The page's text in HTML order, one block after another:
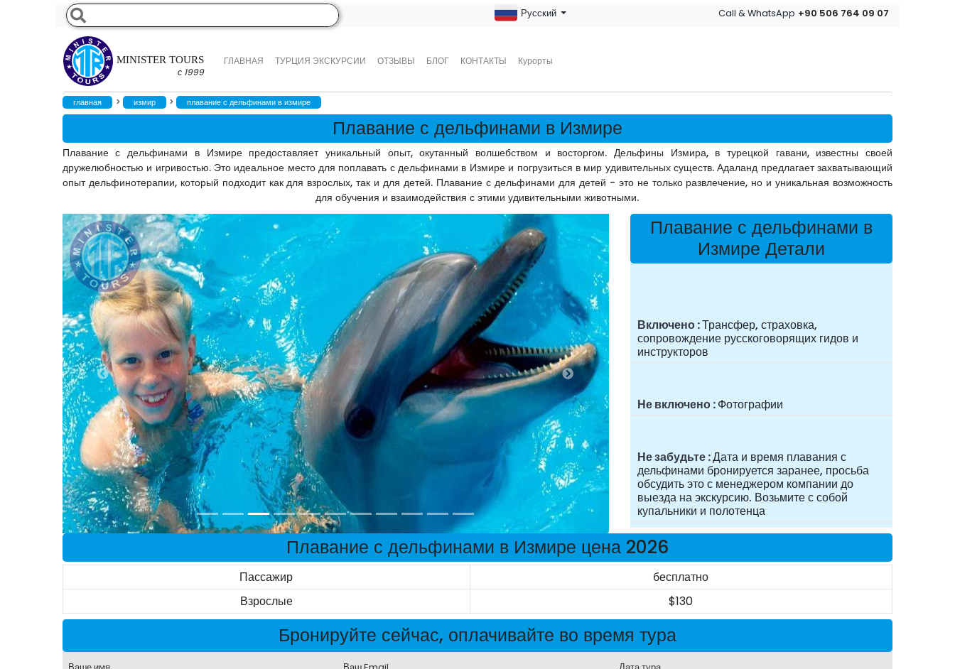
MINISTER TOURS
с 1999
ГЛАВНАЯ ТУРЦИЯ ЭКСКУРСИИ ОТЗЫВЫ БЛОГ КОНТАКТЫ Курорты
Русский Call & WhatsApp +90 506 764 09 07
главная > измир > плавание с дельфинами в измире
Плавание с дельфинами в Измире
Плавание с дельфинами в Измире предоставляет уникальный опыт, окутанный волшебством и восторгом. Дельфины Измира, в турецкой гавани, известны своей
дружелюбностью и игривостью. Это идеальное место для поплавать с дельфинами в Измире и погрузиться в мир удивительных существ. Адаланд предлагает захватывающий
опыт дельфинотерапии, который подходит как для взрослых, так и для детей. Плавание с дельфинами для детей - это не только развлечение, но и уникальная возможность
для обучения и взаимодействия с этими удивительными животными.
Плавание с дельфинами в
Измире Детали
Включено Трансфер, страховка,
сопровождение русскоговорящих гидов и
инструкторов
Не включено Фотографии
Не забудьте Дата и время плавания с
дельфинами бронируется заранее, просьба
обсудить это с менеджером компании до
выезда на экскурсию. Возьмите с собой
купальники и полотенца
Плавание с дельфинами в Измире цена 2026
Пассажир
бесплатно
Взрослые
$130
Бронируйте сейчас, оплачивайте во время тура